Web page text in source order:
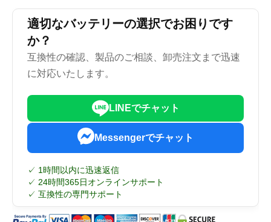
適切なバッテリーの選択でお困りです
か？
互換性の確認、製品のご相談、卸売注文まで迅速
に対応いたします。
LINEでチャット
Messengerでチャット
✓ 1時間以内に迅速返信
✓ 24時間365日オンラインサポート
✓ 互換性の専門サポート